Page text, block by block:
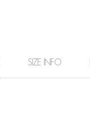
SIZE INFO